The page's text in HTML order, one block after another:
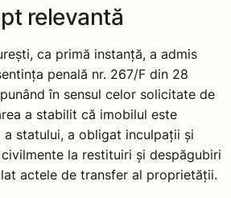
relevantă
ca primă instanță, a admis
penală nr. 267/F din 28
în sensul celor solicitate de
a stabilit că imobilul este
statului, a obligat inculpații și
la restituiri și despăgubiri
actele de transfer al proprietății.